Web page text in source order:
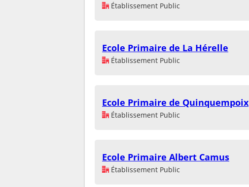
Établissement Public
Ecole Primaire de La Hérelle
Établissement Public
Ecole Primaire de Quinquempoix
Établissement Public
Ecole Primaire Albert Camus
Établissement Public